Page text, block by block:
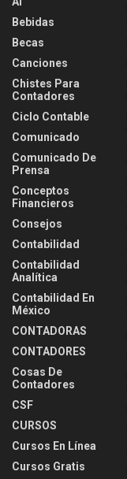
Bebidas
Becas
Canciones
Chistes Para
Contadores
Ciclo Contable
Comunicado
Comunicado De
Prensa
Conceptos
Financieros
Consejos
Contabilidad
Contabilidad
Analítica
Contabilidad En
México
CONTADORAS
CONTADORES
Cosas De
Contadores
CSF
CURSOS
Cursos En Línea
Cursos Gratis